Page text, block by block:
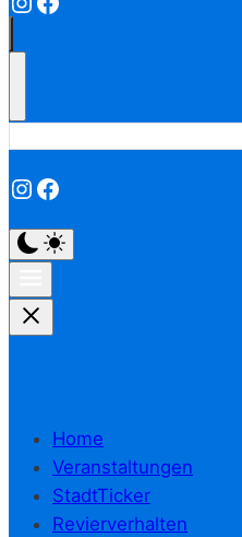
Instagram
Facebook
Home
Veranstaltungen
StadtTicker
Revierverhalten